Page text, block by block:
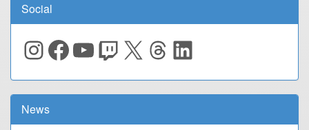
Social
Instagram
Facebook
YouTube
Twitch
X Threads
LinkedIn
News